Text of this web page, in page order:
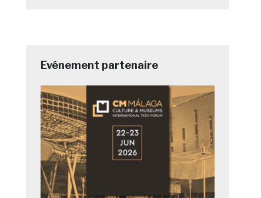
Evénement partenaire